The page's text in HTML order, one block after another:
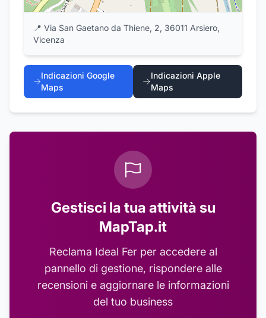
📍 Via San Gaetano da Thiene, 2, 36011 Arsiero,
Vicenza
Indicazioni Google
Maps
Indicazioni Apple
Maps
Gestisci la tua attività su
MapTap.it
Reclama Ideal Ferper accedere al
pannello di gestione, rispondere alle
recensioni e aggiornare le informazioni
del tuo business